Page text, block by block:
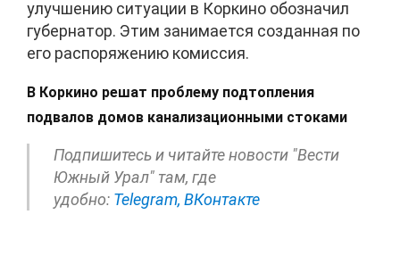
улучшению ситуации в Коркино обозначил
губернатор. Этим занимается созданная по
его распоряжению комиссия.
В Коркино решат проблему подтопления
подвалов домов канализационными стоками
Подпишитесь и читайте новости "Вести
Южный Урал" там, где
удобно: Telegram, ВКонтакте